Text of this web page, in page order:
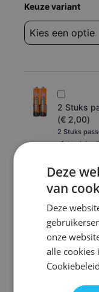
Keuze variant
2 Stuks
(€ 2,00)
2 Stuks
4 Stuks
(€ 3,50)
4 Stuks
Afstandsbediening
dch7993er
5511410241
Deze
van
Deze
onze
alle cookies